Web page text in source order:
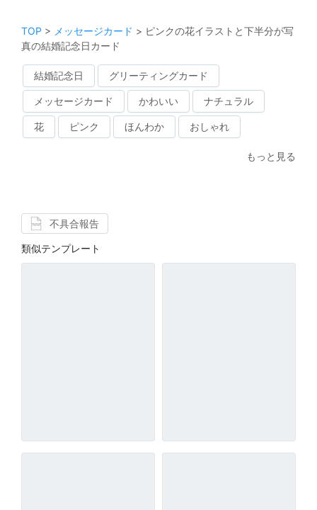
TOP > メッセージカード > ピンクの花イラストと下半分が写
真の結婚記念日カード
結婚記念日 グリーティングカード
メッセージカード かわいい ナチュラル
花 ピンク ほんわか おしゃれ
もっと見る
不具合報告
類似テンプレート